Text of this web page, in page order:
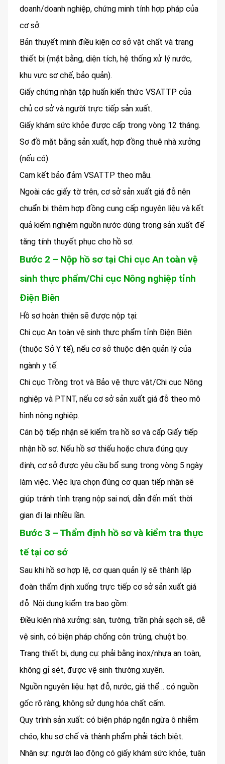
doanh/doanh nghiệp, chứng minh tính hợp pháp của
cơ sở.
Bản thuyết minh điều kiện cơ sở vật chất và trang
thiết bị (mặt bằng, diện tích, hệ thống xử lý nước,
khu vực sơ chế, bảo quản).
Giấy chứng nhận tập huấn kiến thức VSATTP của
chủ cơ sở và người trực tiếp sản xuất.
Giấy khám sức khỏe được cấp trong vòng 12 tháng.
Sơ đồ mặt bằng sản xuất, hợp đồng thuê nhà xưởng
(nếu có).
Cam kết bảo đảm VSATTP theo mẫu.
Ngoài các giấy tờ trên, cơ sở sản xuất giá đỗ nên
chuẩn bị thêm hợp đồng cung cấp nguyên liệu và kết
quả kiểm nghiệm nguồn nước dùng trong sản xuất để
tăng tính thuyết phục cho hồ sơ.
Bước 2 – Nộp hồ sơ tại Chi cục An toàn vệ
sinh thực phẩm/Chi cục Nông nghiệp tỉnh
Điện Biên
Hồ sơ hoàn thiện sẽ được nộp tại:
Chi cục An toàn vệ sinh thực phẩm tỉnh Điện Biên
(thuộc Sở Y tế), nếu cơ sở thuộc diện quản lý của
ngành y tế.
Chi cục Trồng trọt và Bảo vệ thực vật/Chi cục Nông
nghiệp và PTNT, nếu cơ sở sản xuất giá đỗ theo mô
hình nông nghiệp.
Cán bộ tiếp nhận sẽ kiểm tra hồ sơ và cấp Giấy tiếp
nhận hồ sơ. Nếu hồ sơ thiếu hoặc chưa đúng quy
định, cơ sở được yêu cầu bổ sung trong vòng 5 ngày
làm việc. Việc lựa chọn đúng cơ quan tiếp nhận sẽ
giúp tránh tình trạng nộp sai nơi, dẫn đến mất thời
gian đi lại nhiều lần.
Bước 3 – Thẩm định hồ sơ và kiểm tra thực
tế tại cơ sở
Sau khi hồ sơ hợp lệ, cơ quan quản lý sẽ thành lập
đoàn thẩm định xuống trực tiếp cơ sở sản xuất giá
đỗ. Nội dung kiểm tra bao gồm:
Điều kiện nhà xưởng: sàn, tường, trần phải sạch sẽ, dễ
vệ sinh, có biện pháp chống côn trùng, chuột bọ.
Trang thiết bị, dụng cụ: phải bằng inox/nhựa an toàn,
không gỉ sét, được vệ sinh thường xuyên.
Nguồn nguyên liệu: hạt đỗ, nước, giá thể… có nguồn
gốc rõ ràng, không sử dụng hóa chất cấm.
Quy trình sản xuất: có biện pháp ngăn ngừa ô nhiễm
chéo, khu sơ chế và thành phẩm phải tách biệt.
Nhân sự: người lao động có giấy khám sức khỏe, tuân